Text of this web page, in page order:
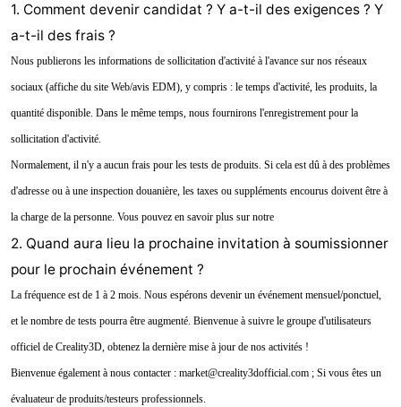
1. Comment devenir candidat ? Y a-t-il des exigences ? Y
a-t-il des frais ?
Nous publierons les informations de sollicitation d'activité à l'avance sur nos réseaux
sociaux (affiche du site Web/avis EDM), y compris : le temps d'activité, les produits, la
quantité disponible. Dans le même temps, nous fournirons l'enregistrement pour la
sollicitation d'activité.
Normalement, il n'y a aucun frais pour les tests de produits. Si cela est dû à des problèmes
d'adresse ou à une inspection douanière, les taxes ou suppléments encourus doivent être à
la charge de la personne. Vous pouvez en savoir plus sur notre
2. Quand aura lieu la prochaine invitation à soumissionner
pour le prochain événement ?
La fréquence est de 1 à 2 mois. Nous espérons devenir un événement mensuel/ponctuel,
et le nombre de tests pourra être augmenté. Bienvenue à suivre le groupe d'utilisateurs
officiel de Creality3D, obtenez la dernière mise à jour de nos activités !
Bienvenue également à nous contacter : market@creality3dofficial.com ; Si vous êtes un
évaluateur de produits/testeurs professionnels.